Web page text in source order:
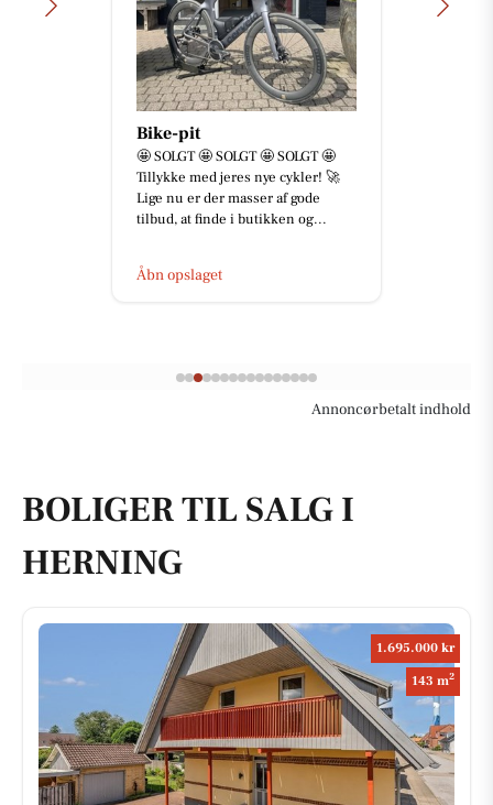
Bike-pit
🤩 SOLGT 🤩 SOLGT 🤩 SOLGT 🤩
Tillykke med jeres nye cykler! 🚀
Lige nu er der masser af gode
tilbud, at finde i butikken og...
Åbn opslaget
Annoncørbetalt indhold
BOLIGER TIL SALG I
HERNING
1.695.000 kr
143 m2